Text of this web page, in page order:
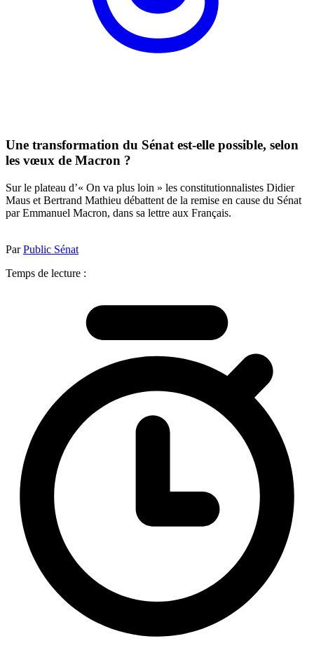
Une transformation du Sénat est-elle possible, selon
les vœux de Macron ?
Sur le plateau d’« On va plus loin » les constitutionnalistes Didier
Maus et Bertrand Mathieu débattent de la remise en cause du Sénat
par Emmanuel Macron, dans sa lettre aux Français.
ParPublic Sénat
Temps de lecture :